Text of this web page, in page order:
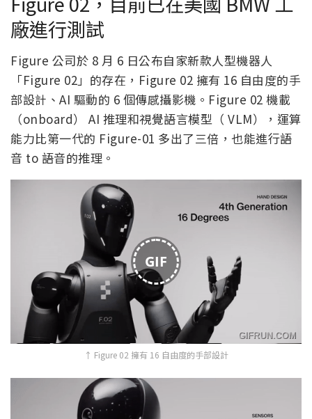
廠進行測試
Figure 公司於 8 月 6 日公布自家新款人型機器人
「Figure 02」的存在，Figure 02 擁有 16 自由度的手
部設計、AI 驅動的 6 個傳感攝影機。Figure 02 機載
（onboard） AI 推理和視覺語言模型（ VLM），運算
能力比第一代的 Figure-01 多出了三倍，也能進行語
音 to 語音的推理。
GIF
↑ Figure 02 擁有 16 自由度的手部設計